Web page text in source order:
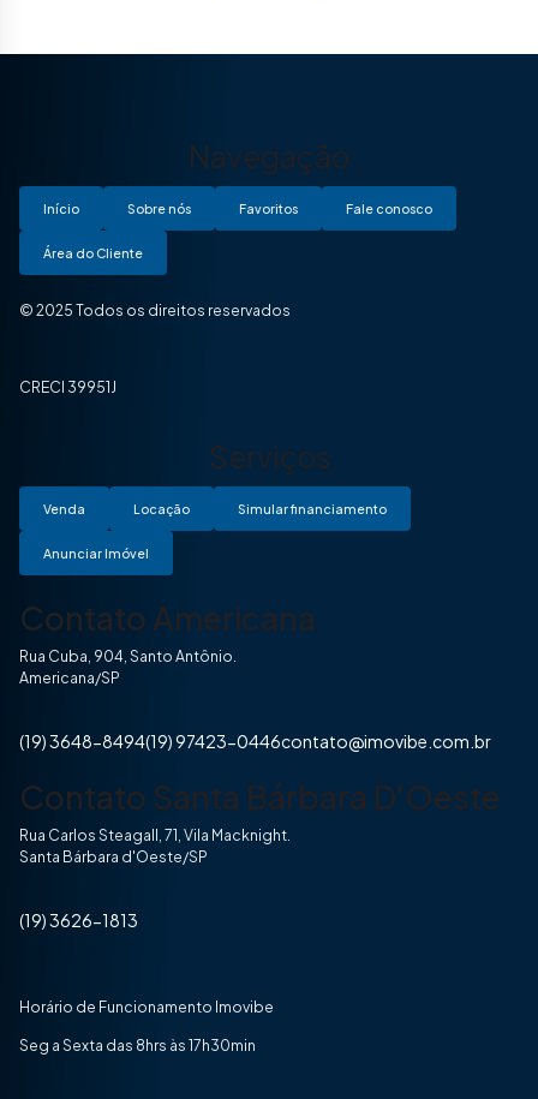
Navegação
Início Sobre nós Favoritos Fale conosco
Área do Cliente
© 2025 Todos os direitos reservados
CRECI 39951J
Serviços
Venda Locação Simular financiamento
Anunciar Imóvel
Contato Americana
Rua Cuba, 904, Santo Antônio.
Americana/SP
(19) 3648-8494(19) 97423-0446contato@imovibe.com.br
Contato Santa Bárbara D'Oeste
Rua Carlos Steagall, 71, Vila Macknight.
Santa Bárbara d'Oeste/SP
(19) 3626-1813
Horário de Funcionamento Imovibe
Seg a Sexta das 8hrs às 17h30min